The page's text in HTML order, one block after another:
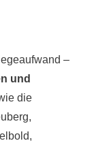
–
und
die